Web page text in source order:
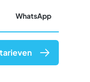
WhatsApp